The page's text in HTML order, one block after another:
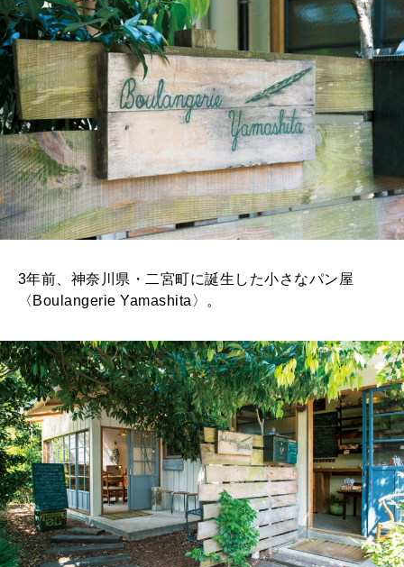
3年前、神奈川県・二宮町に誕生した小さなパン屋
〈Boulangerie Yamashita〉。